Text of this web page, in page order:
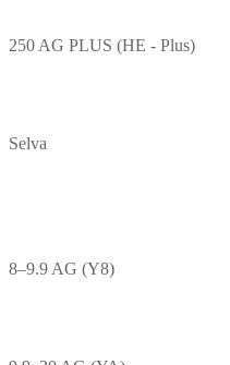
250 AG PLUS (HE - Plus)
Selva
8–9.9 AG (Y8)